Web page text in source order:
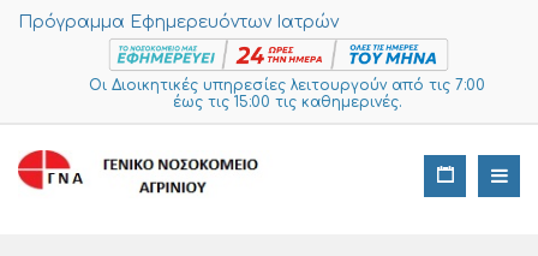
Πρόγραμμα Εφημερευόντων Ιατρών
Οι Διοικητικές υπηρεσίες λειτουργούν από τις 7:00
έως τις 15:00 τις καθημερινές.